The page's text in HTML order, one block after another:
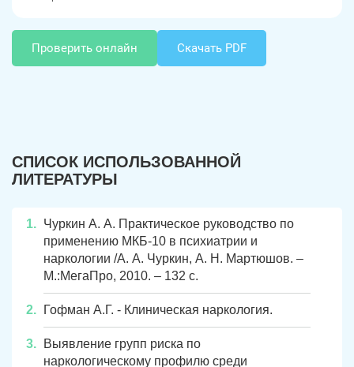
Проверить онлайн Скачать PDF
СПИСОК ИСПОЛЬЗОВАННОЙ
ЛИТЕРАТУРЫ
Чуркин А. А. Практическое руководство по
применению МКБ-10 в психиатрии и
наркологии /А. А. Чуркин, А. Н. Мартюшов. –
М.:МегаПро, 2010. – 132 с.
Гофман А.Г. - Клиническая наркология.
Выявление групп риска по
наркологическому профилю среди